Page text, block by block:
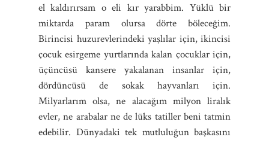
el kaldırırsam o eli kır yarabbim. Yüklü bir
miktarda param olursa dörte böleceğim.
Birincisi huzurevlerindeki yaşlılar için, ikincisi
çocuk esirgeme yurtlarında kalan çocuklar için,
üçüncüsü kansere yakalanan insanlar için,
dördüncüsü de sokak hayvanları için.
Milyarlarım olsa, ne alacağım milyon liralık
evler, ne arabalar ne de lüks tatiller beni tatmin
edebilir. Dünyadaki tek mutluluğun başkasını